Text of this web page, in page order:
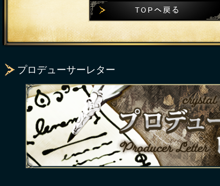
プロデューサーレター